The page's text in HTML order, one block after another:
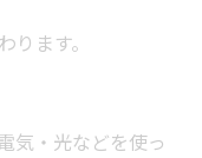
ます。
気・光などを使っ